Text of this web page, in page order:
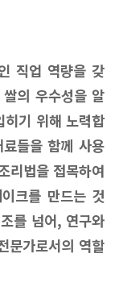
직업 역량을 갖
의 우수성을 알
기 위해 노력합
들을 함께 사용
리법을 접목하여
크를 만드는 것
를 넘어, 연구와
문가로서의 역할